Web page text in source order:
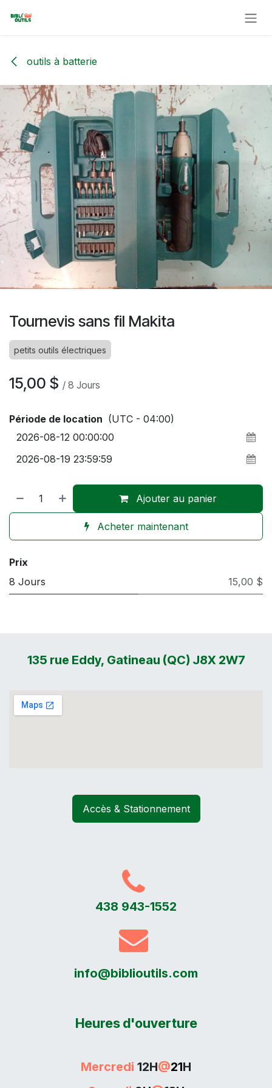
outils à batterie
Tournevis sans fil Makita
petits outils électriques
15,00 $ / 8 Jours
Période de location (UTC - 04:00)
Ajouter au panier
Acheter maintenant
Prix
8 Jours
15,00 $
135 rue Eddy, Gatineau (QC) J8X 2W7
Accès & Stationnement
438 943-1552
info@biblioutils.com
Heures d'ouverture
Mercredi 12H@21H